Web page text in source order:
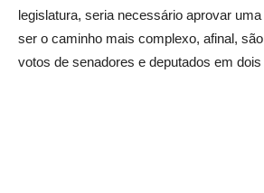
legislatura, seria necessário aprovar
ser o caminho mais complexo, afinal,
votos de senadores e deputados em